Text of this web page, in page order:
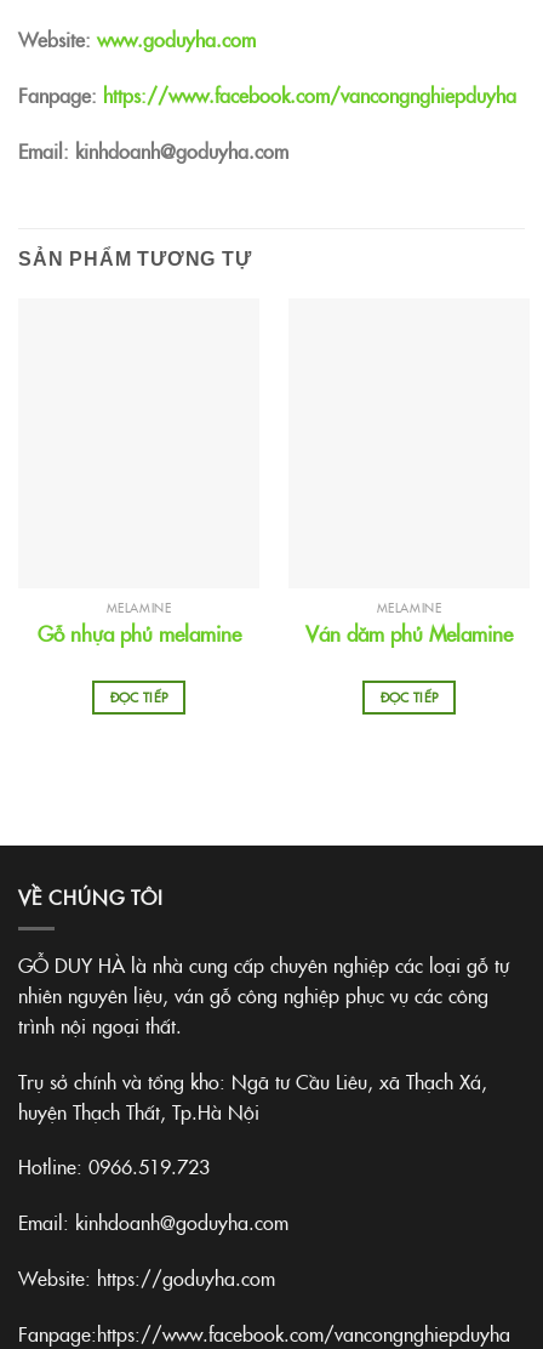
Website:www.goduyha.com
Fanpage: https://www.facebook.com/vancongnghiepduyha
Email: kinhdoanh@goduyha.com
SẢN PHẨM TƯƠNG TỰ
MELAMINE
Gỗ nhựa phủ melamine
ĐỌC TIẾP
MELAMINE
Ván dăm phủ Melamine
ĐỌC TIẾP
VỀ CHÚNG TÔI
GỖ DUY HÀ là nhà cung cấp chuyên nghiệp các loại gỗ tự
nhiên nguyên liệu, ván gỗ công nghiệp phục vụ các công
trình nội ngoại thất.
Trụ sở chính và tổng kho: Ngã tư Cầu Liêu, xã Thạch Xá,
huyện Thạch Thất, Tp.Hà Nội
Hotline: 0966.519.723
Email: kinhdoanh@goduyha.com
Website: https://goduyha.com
Fanpage:https://www.facebook.com/vancongnghiepduyha